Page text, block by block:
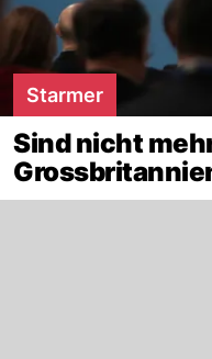
Starmer
Sind nicht